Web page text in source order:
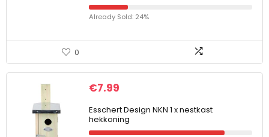
Already Sold: 24%
0
€7.99
Esschert Design NKN 1 x nestkast
hekkoning